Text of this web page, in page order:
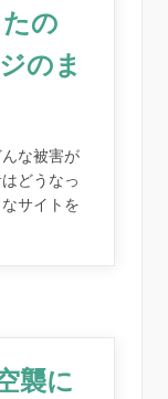
の
のま
な被害が
どうなっ
サイトを
襲に